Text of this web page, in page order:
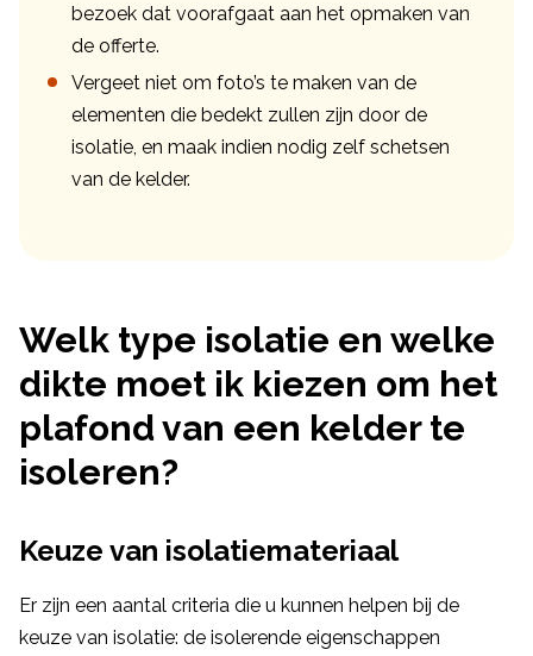
bezoek dat voorafgaat aan het opmaken van
de offerte.
Vergeet niet om foto’s te maken van de
elementen die bedekt zullen zijn door de
isolatie, en maak indien nodig zelf schetsen
van de kelder.
Welk type isolatie en welke
dikte moet ik kiezen om het
plafond van een kelder te
isoleren?
Keuze van isolatiemateriaal
Er zijn een aantal criteria die u kunnen helpen bij de
keuze van isolatie: de isolerende eigenschappen